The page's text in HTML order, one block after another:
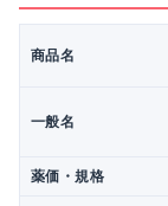
商品名
一般名
薬価・規格